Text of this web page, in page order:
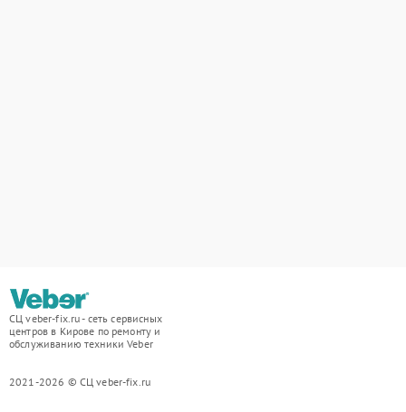
СЦ veber-fix.ru - сеть сервисных
центров в Кирове по ремонту и
обслуживанию техники Veber
2021-2026 © СЦ veber-fix.ru